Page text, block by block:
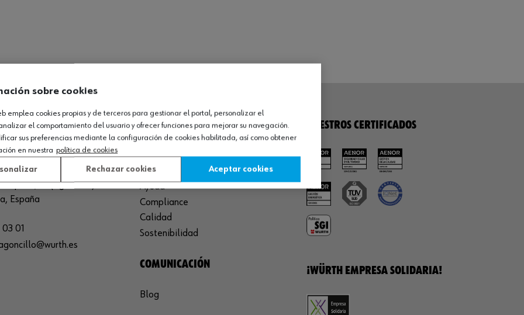
LOGÍSTICO / MUSEO
S.A
de Cameros, pcls. 86-88
El (Agoncillo)
España
01
SOBRE WÜRTH
Empresa
Museo
Ayuda
Compliance
Calidad
Sostenibilidad
COMUNICACIÓN
Blog
NUESTROS CERTIFICADOS
¡WÜRTH EMPRESA SOLIDARIA!
sobre cookies
emplea cookies propias y de terceros para gestionar el portal, personalizar el
el comportamiento del usuario y ofrecer funciones para mejorar su navegación.
sus preferencias mediante la configuración de cookies habilitada, así como obtener
en nuestra política de cookies
Rechazar cookies Aceptar cookies